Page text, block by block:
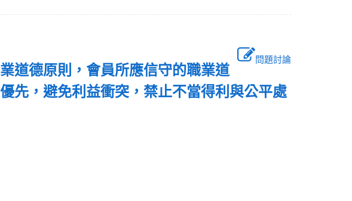
問題討論
道德原則，會員所應信守的職業道
先，避免利益衝突，禁止不當得利與公平處